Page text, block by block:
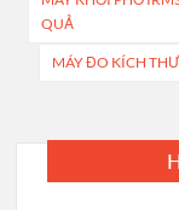
QUẢ
MÁY ĐO KÍCH